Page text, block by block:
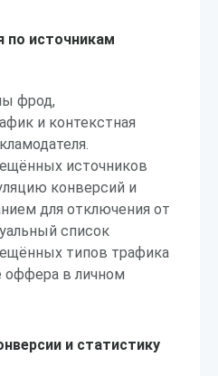
по источникам
фрод,
и контекстная
источников
конверсий и
для отключения от
список
типов трафика
оффера в личном
и статистику